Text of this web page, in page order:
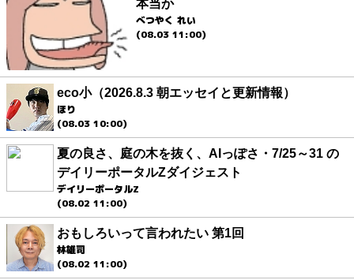
本当か
べつやく れい
(08.03 11:00)
eco小（2026.8.3 朝エッセイと更新情報）
ほり
(08.03 10:00)
夏の良さ、庭の木を抜く、AIっぽさ・7/25～31 の
デイリーポータルZダイジェスト
デイリーポータルZ
(08.02 11:00)
おもしろいって言われたい 第1回
林雄司
(08.02 11:00)